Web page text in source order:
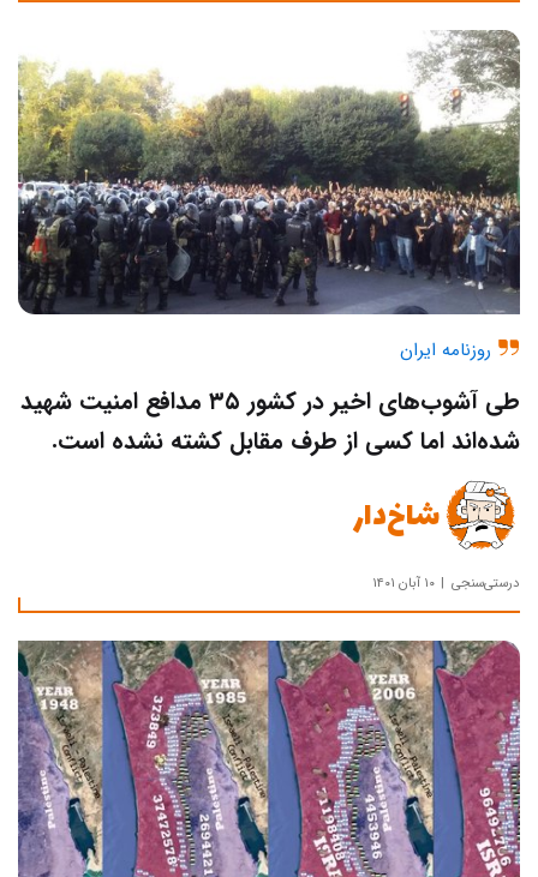
روزنامه ایران
طی آشوب‌های اخیر در کشور ۳۵ مدافع امنیت شهید
شده‌اند اما کسی از طرف مقابل کشته نشده است.
شاخ‌دار
درستی‌سنجی ۱۰ آبان ۱۴۰۱